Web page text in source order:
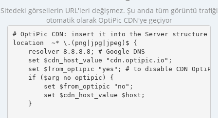
Sitedeki görsellerin URL'leri değişmez. Şu anda tüm görüntü trafiği
otomatik olarak OptiPic CDN'ye geçiyor
# OptiPic CDN: insert it into the Server structure
location  ~* \.(png|jpg|jpeg)$ {
    resolver 8.8.8.8; # Google DNS
    set $cdn_host_value "cdn.optipic.io";
set $from_optipic "yes"; # to disable CDN
    if ($arg_no_optipic) {
        set $from_optipic "no";
        set $cdn_host_value $host;
    }